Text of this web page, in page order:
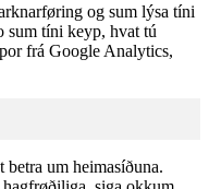
og sum lýsa tíni
sum tíni keyp, hvat tú
frá Google Analytics,
um heimasíðuna.